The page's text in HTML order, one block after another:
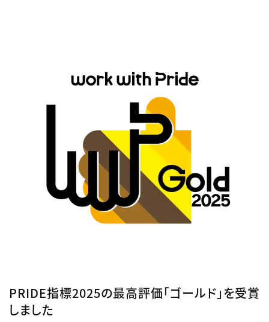
PRIDE指標2025の最高評価「ゴールド」を受賞
しました